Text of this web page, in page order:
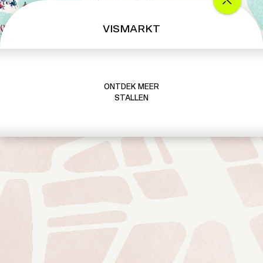
VISMARKT
ONTDEK MEER
STALLEN